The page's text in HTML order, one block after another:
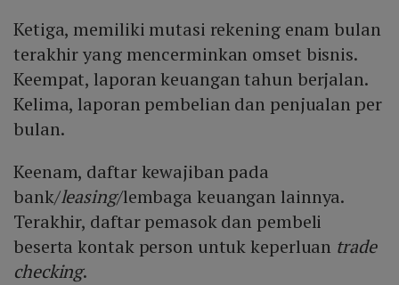
Ketiga, memiliki mutasi rekening enam bulan
terakhir yang mencerminkan omset bisnis.
Keempat, laporan keuangan tahun berjalan.
Kelima, laporan pembelian dan penjualan per
bulan.
Keenam, daftar kewajiban pada
bank/leasing/lembaga keuangan lainnya.
Terakhir, daftar pemasok dan pembeli
beserta kontak person untuk keperluan trade
checking.